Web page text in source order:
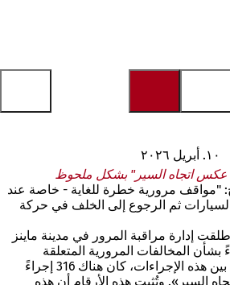
١٠. أبريل ٢٠٢٦
عكس اتجاه السير" بشكل ملحوظ
"مواقف مرورية خطرة للغاية - خاصة عند
ثم الرجوع إلى الخلف في حركة
الماضي 2025، أطلقت إدارة مراقبة المرور في مدينة ماينز
138,676 إجراءً بشأن المخالفات المرورية المتعلقة
بالسيارات المتوقفة. ومن بين هذه الإجراءات، كان هناك 316 إجراءً
السير». وتُثبت هذه الأرقام أن هذه